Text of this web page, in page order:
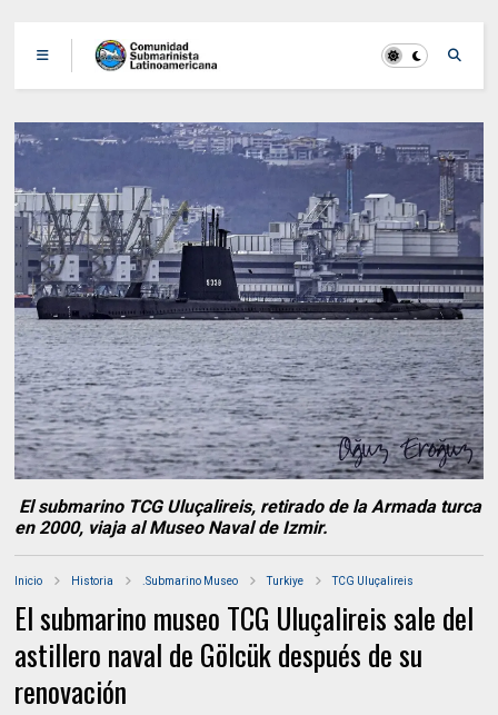
El submarino TCG Uluçalireis, retirado de la Armada turca
en 2000, viaja al Museo Naval de Izmir.
Inicio Historia .Submarino Museo Turkiye TCG Uluçalireis
El submarino museo TCG Uluçalireis sale del
astillero naval de Gölcük después de su
renovación